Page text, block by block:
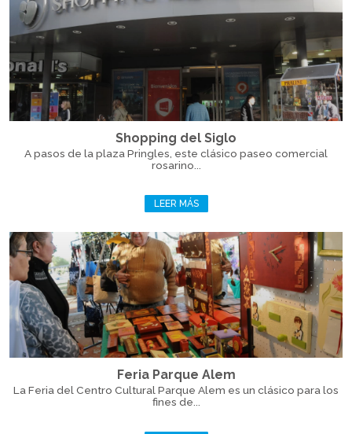
Shopping del Siglo
A pasos de la plaza Pringles, este clásico paseo comercial
rosarino...
LEER MÁS
Feria Parque Alem
La Feria del Centro Cultural Parque Alem es un clásico para los
fines de...